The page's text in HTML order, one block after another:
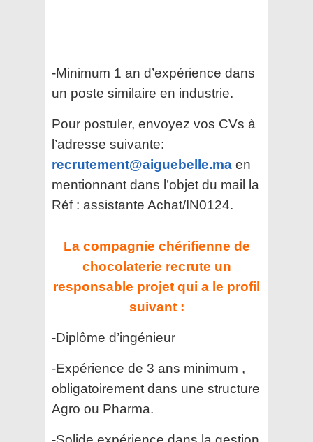
-Minimum 1 an d’expérience dans
un poste similaire en industrie.
Pour postuler, envoyez vos CVs à
l’adresse suivante:
recrutement@aiguebelle.ma en
mentionnant dans l’objet du mail la
Réf : assistante Achat/IN0124.
La compagnie chérifienne de
chocolaterie recrute un
responsable projet qui a le profil
suivant :
-Diplôme d’ingénieur
-Expérience de 3 ans minimum ,
obligatoirement dans une structure
Agro ou Pharma.